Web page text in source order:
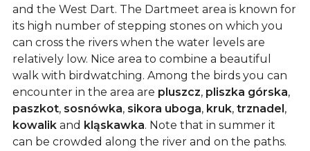
and the West Dart. The Dartmeet area is known for
its high number of stepping stones on which you
can cross the rivers when the water levels are
relatively low. Nice area to combine a beautiful
walk with birdwatching. Among the birds you can
encounter in the area are pluszcz, pliszka górska,
paszkot, sosnówka, sikora uboga, kruk, trznadel,
kowalik and kląskawka. Note that in summer it
can be crowded along the river and on the paths.